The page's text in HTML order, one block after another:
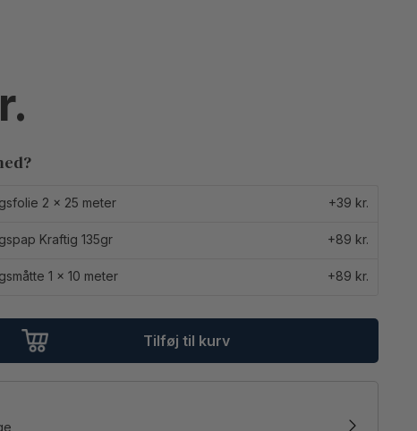
2 x 25 meter +39 kr.
Kraftig 135gr +89 kr.
1 x 10 meter +89 kr.
Tilføj til kurv